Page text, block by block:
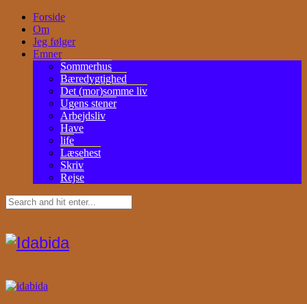
Forside
Om
Jeg følger
Emner
Sommerhus
Bæredygtighed
Det (mor)somme liv
Ugens stener
Arbejdsliv
Have
life
Læsehest
Skriv
Rejse